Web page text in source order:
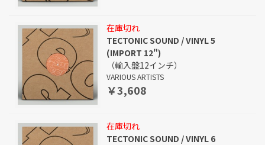
在庫切れ
TECTONIC SOUND / VINYL 5
(IMPORT 12")
（輸入盤12インチ）
VARIOUS ARTISTS
￥3,608
在庫切れ
TECTONIC SOUND / VINYL 6